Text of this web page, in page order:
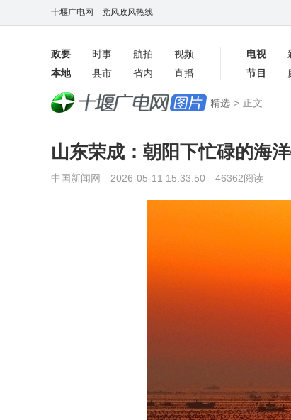
十堰广电网 党风政风热线
政要 时事 航拍
视频
本地
县市 省内 直播
电视
节目
数字报
精选 > 正文
山东荣成：朝阳下忙碌的海
中国新闻网 2026-05-11 15:33:50 46362阅读